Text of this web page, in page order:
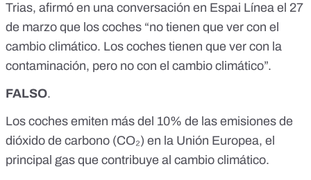
Trias, afirmó en una conversación en Espai Línea el 27
de marzo que los coches “no tienen que ver con el
cambio climático. Los coches tienen que ver con la
contaminación, pero no con el cambio climático”.
FALSO.
Los coches emiten más del 10% de las emisiones de
dióxido de carbono (CO₂) en la Unión Europea, el
principal gas que contribuye al cambio climático.